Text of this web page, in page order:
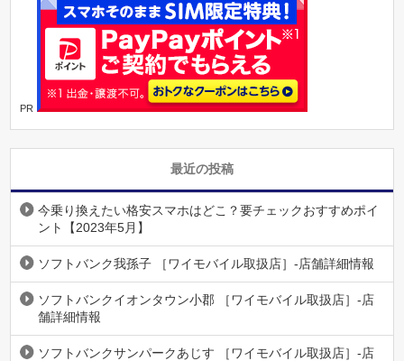
PR
最近の投稿
今乗り換えたい格安スマホはどこ？要チェックおすすめポイ
ント【2023年5月】
ソフトバンク我孫子 ［ワイモバイル取扱店］-店舗詳細情報
ソフトバンクイオンタウン小郡 ［ワイモバイル取扱店］-店
舗詳細情報
ソフトバンクサンパークあじす ［ワイモバイル取扱店］-店